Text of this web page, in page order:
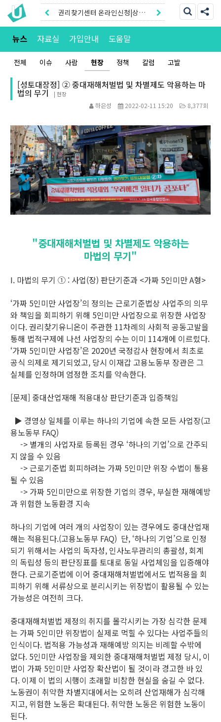
권리찾기유니온 조합원|후원안
내
권리찾기센터 온라인신청|상담
뉴스 자료실 가입안내 도움말
전체 이슈 사람 현장 정책 칼럼 고발
[성토대장정] ② 중대재해처벌법 및 차별제도 악용하는 마
법의 무기 |현장
하은성 2022-02-11 15:20 8,377회
"중대재해처벌법 및 차별제도 악용하는
마법의 무기"
I. 마법의 무기 ① : 사업(장) 판단기준과 <가짜 5인미만 A형>
‘가짜 5인미만 사업장’의 정의는 근로기준법상 사업주의 의무
와 책임을 회피하기 위해 5인미만 사업장으로 위장한 사업장
이다. 권리찾기유니온이 주관한 11차례의 사회적 공동고발을
통해 법적구제에 나선 사업장의 수는 이미 114개에 이르렀다.
‘가짜 5인미만 사업장’은 2020년 국정감사 현장에서 최초로
공식 의제로 제기되었고, 당시 이재갑 고용노동부 장관은 그
실체를 인정하며 엄정한 조치를 약속한다.
[문제] 중대산업재해 적용대상 판단기준과 입증책임
▶ 경영상 일체를 이루는 하나의 기업에 속한 모든 사업장(고
용노동부 FAQ)
-> 별개의 사업자로 등록된 경우 ‘하나의 기업’으로 간주되
지 않을 수 있음
-> 근로기준법 회피하려는 가짜 5인미만 위장 수법이 통용
될 수 있음
-> 가짜 5인미만으로 위장한 기업의 경우, 부실한 재해예방
과 위험한 노동환경 지속
하나의 기업에 여러 개의 사업장이 있는 경우에도 중대산업재
해는 적용된다.(고용노동부 FAQ) 단, ‘하나의 기업’으로 인정
되기 위해서는 사업의 독자성, 인사노무관리의 총괄성, 회계
의 독립성 등의 판단징표를 토대로 동일 사업체임을 입증해야
한다. 근로기준법에 이어 중대재해처벌법에서도 법적용을 회
피하기 위해 서류상으로 분리시키는 위장법이 활용될 수 있는
가능성은 여전히 크다.
중대재해처벌법 제정의 취지를 몰각시키는 가장 심각한 문제
는 가짜 5인미만 위장법이 실제로 먹힐 수 있다는 사업주들의
인식이다. 법적용 가능성과 재해예방 의지는 비례할 수밖에
없다. 5인미만 사업장을 제외한 중대재해처벌법 제정 당시, 이
법이 가짜 5인미만 사업장 확산법이 될 것이라 경고한 바 있
다. 이제 이 법의 시행이 초래할 비참한 현실을 숨길 수 없다.
노동권이 취약한 차별지대에서는 오히려 산업재해가 심각해
지고, 위험한 노동은 확대된다. 취약한 노동은 위험한 노동이
된다.